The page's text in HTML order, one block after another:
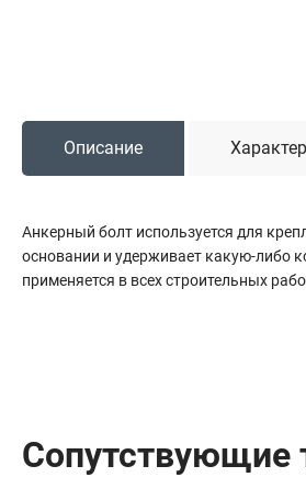
Тройники сантехнические
Описание
Анкерный болт используется для
основании и удерживает какую-либо
применяется в всех строительных
Сопутствующие